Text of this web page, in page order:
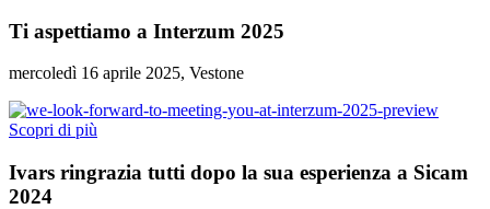
Ti aspettiamo a Interzum 2025
mercoledì 16 aprile 2025, Vestone
Scopri di più
Ivars ringrazia tutti dopo la sua esperienza a Sicam
2024